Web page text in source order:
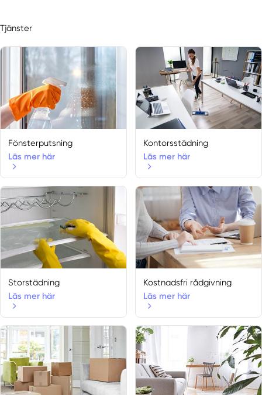
Tjänster
Fönsterputsning
Läs mer här
Kontorsstädning
Läs mer här
Storstädning
Läs mer här
Kostnadsfri rådgivning
Läs mer här